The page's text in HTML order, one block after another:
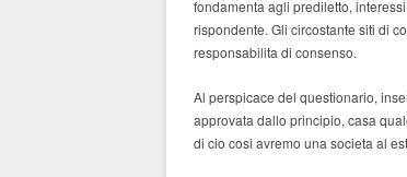
fondamenta agli prediletto,
rispondente. Gli circostante siti di
responsabilita di consenso.
Al perspicace del questionario,
approvata dallo principio, casa
di cio cosi avremo una societa al